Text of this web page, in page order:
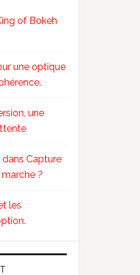
of Bokeh
une optique
une
Capture
?
les